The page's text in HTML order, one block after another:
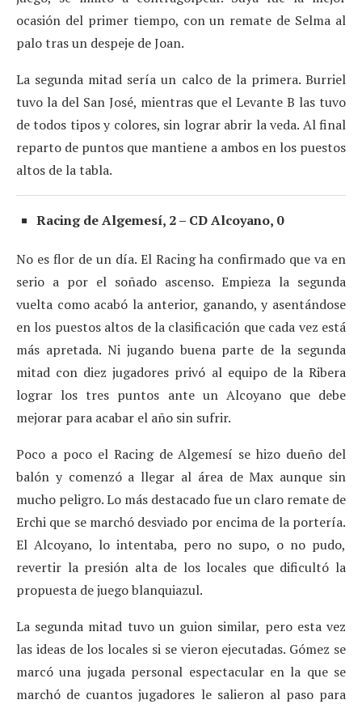
ocasión del primer tiempo, con un remate de Selma al
palo tras un despeje de Joan.
La segunda mitad sería un calco de la primera. Burriel
tuvo la del San José, mientras que el Levante B las tuvo
de todos tipos y colores, sin lograr abrir la veda. Al final
reparto de puntos que mantiene a ambos en los puestos
altos de la tabla.
Racing de Algemesí, 2 – CD Alcoyano, 0
No es flor de un día. El Racing ha confirmado que va en
serio a por el soñado ascenso. Empieza la segunda
vuelta como acabó la anterior, ganando, y asentándose
en los puestos altos de la clasificación que cada vez está
más apretada. Ni jugando buena parte de la segunda
mitad con diez jugadores privó al equipo de la Ribera
lograr los tres puntos ante un Alcoyano que debe
mejorar para acabar el año sin sufrir.
Poco a poco el Racing de Algemesí se hizo dueño del
balón y comenzó a llegar al área de Max aunque sin
mucho peligro. Lo más destacado fue un claro remate de
Erchi que se marchó desviado por encima de la portería.
El Alcoyano, lo intentaba, pero no supo, o no pudo,
revertir la presión alta de los locales que dificultó la
propuesta de juego blanquiazul.
La segunda mitad tuvo un guion similar, pero esta vez
las ideas de los locales si se vieron ejecutadas. Gómez se
marcó una jugada personal espectacular en la que se
marchó de cuantos jugadores le salieron al paso para